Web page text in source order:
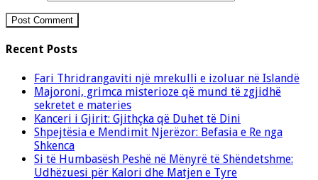
Recent Posts
Fari Thridrangaviti një mrekulli e izoluar në Islandë
Majoroni, grimca misterioze që mund të zgjidhë
sekretet e materies
Kanceri i Gjirit: Gjithçka që Duhet të Dini
Shpejtësia e Mendimit Njerëzor: Befasia e Re nga
Shkenca
Si të Humbasësh Peshë në Mënyrë të Shëndetshme:
Udhëzuesi për Kalori dhe Matjen e Tyre